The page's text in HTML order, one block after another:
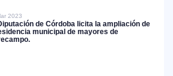
2023
de Córdoba licita la ampliación de
municipal de mayores de